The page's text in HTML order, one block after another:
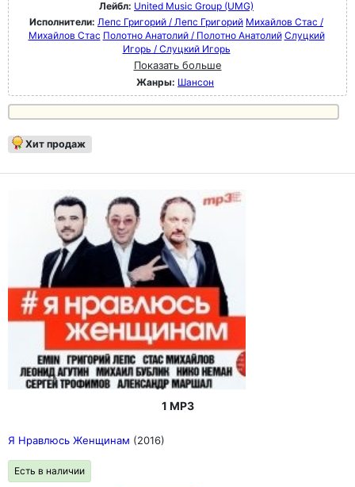
Лейбл: United Music Group (UMG)
Исполнители: Лепс Григорий / Лепс Григорий Михайлов Стас /
Михайлов Стас Полотно Анатолий / Полотно Анатолий Слуцкий
Игорь / Слуцкий Игорь
Показать больше
Жанры: Шансон
Хит продаж
1 MP3
Я Нравлюсь Женщинам (2016)
Есть в наличии